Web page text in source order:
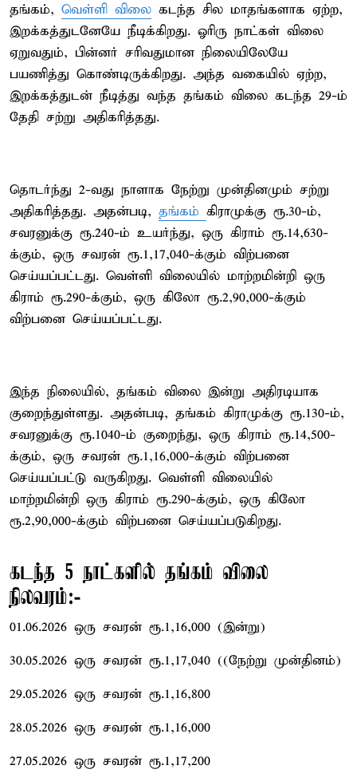
தங்கம், வெள்ளி விலை கடந்த சில மாதங்களாக ஏற்ற,
இறக்கத்துடனேயே நீடிக்கிறது. ஓரிரு நாட்கள் விலை
ஏறுவதும், பின்னர் சரிவதுமான நிலையிலேயே
பயணித்து கொண்டிருக்கிறது. அந்த வகையில் ஏற்ற,
இறக்கத்துடன் நீடித்து வந்த தங்கம் விலை கடந்த 29-ம்
தேதி சற்று அதிகரித்தது.
தொடர்ந்து 2-வது நாளாக நேற்று முன்தினமும் சற்று
அதிகரித்தது. அதன்படி, தங்கம் கிராமுக்கு ரூ.30-ம்,
சவரனுக்கு ரூ.240-ம் உயர்ந்து, ஒரு கிராம் ரூ.14,630-
க்கும், ஒரு சவரன் ரூ.1,17,040-க்கும் விற்பனை
செய்யப்பட்டது. வெள்ளி விலையில் மாற்றமின்றி ஒரு
கிராம் ரூ.290-க்கும், ஒரு கிலோ ரூ.2,90,000-க்கும்
விற்பனை செய்யப்பட்டது.
இந்த நிலையில், தங்கம் விலை இன்று அதிரடியாக
குறைந்துள்ளது. அதன்படி, தங்கம் கிராமுக்கு ரூ.130-ம்,
சவரனுக்கு ரூ.1040-ம் குறைந்து, ஒரு கிராம் ரூ.14,500-
க்கும், ஒரு சவரன் ரூ.1,16,000-க்கும் விற்பனை
செய்யப்பட்டு வருகிறது. வெள்ளி விலையில்
மாற்றமின்றி ஒரு கிராம் ரூ.290-க்கும், ஒரு கிலோ
ரூ.2,90,000-க்கும் விற்பனை செய்யப்படுகிறது.
கடந்த 5 நாட்களில் தங்கம் விலை
நிலவரம்:-
01.06.2026 ஒரு சவரன் ரூ.1,16,000 (இன்று)
30.05.2026 ஒரு சவரன் ரூ.1,17,040 ((நேற்று முன்தினம்)
29.05.2026 ஒரு சவரன் ரூ.1,16,800
28.05.2026 ஒரு சவரன் ரூ.1,16,000
27.05.2026 ஒரு சவரன் ரூ.1,17,200